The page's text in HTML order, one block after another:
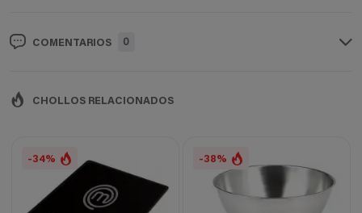
COMENTARIOS 0
CHOLLOS RELACIONADOS
-34% -38%